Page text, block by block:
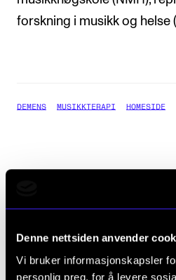
Denne nettsiden anvender
Vi bruker informasjonskapsler
personlig preg, for å levere
forskning i musikk og helse
DEMENS MUSIKKTERAPI HOMESIDE